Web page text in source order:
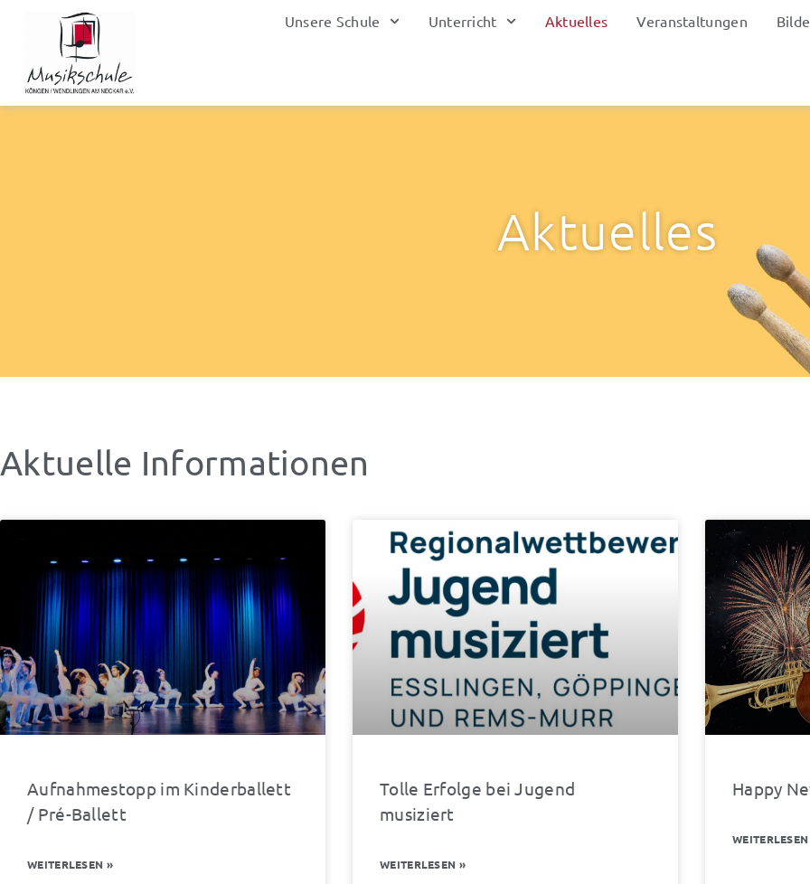
springen
Unsere Schule Unterricht Aktuelles Veranstaltungen
Aktuelles
Aktuelle Informationen
Aufnahmestopp im Kinderballett
/ Pré-Ballett
WEITERLESEN »
Tolle Erfolge bei Jugend
musiziert
WEITERLESEN »
Happy
SeiteSeiteSeite SeiteSeite SeiteSeiteSeite